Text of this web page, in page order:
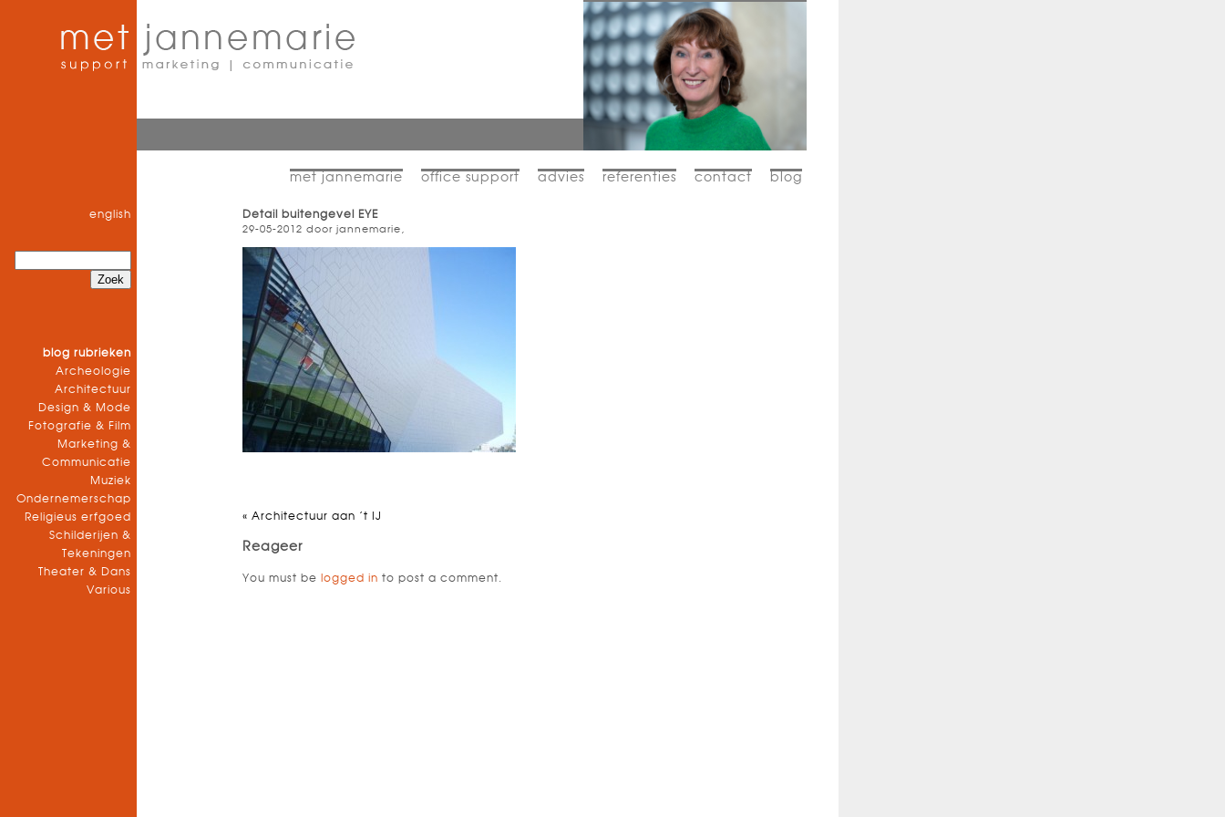
english
blog rubrieken
Archeologie
Architectuur
Design & Mode
Fotografie & Film
Marketing &
Communicatie
Muziek
Ondernemerschap
Religieus erfgoed
Schilderijen &
Tekeningen
Theater & Dans
Various
blog
contact
referenties
advies
office support
met jannemarie
Detail buitengevel EYE
29-05-2012 door jannemarie,
« Architectuur aan ’t IJ
Reageer
You must be logged in to post a comment.